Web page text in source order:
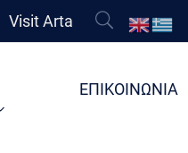
Visit Arta
ΕΠΙΚΟΙΝΩΝΙΑ